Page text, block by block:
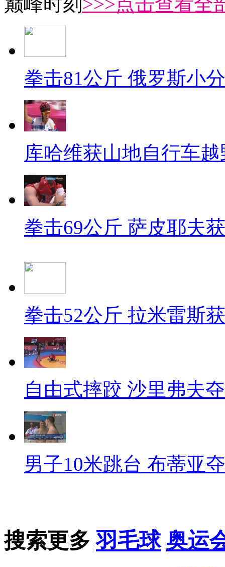
拳击81公斤 俄罗斯小
库哈维获山地自行车
拳击69公斤 萨皮耶夫
拳击52公斤 拉米雷斯
自由式摔跤 沙里弗夫
男子10米跳台 布蒂亚
搜索更多羽毛球 奥运